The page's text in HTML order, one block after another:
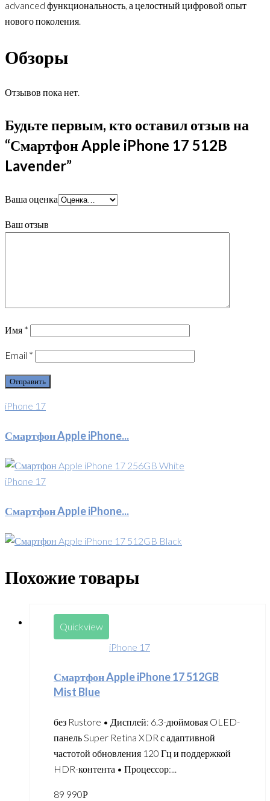
advanced функциональность, а целостный цифровой опыт
нового поколения.
Обзоры
Отзывов пока нет.
Будьте первым, кто оставил отзыв на
“Смартфон Apple iPhone 17 512B
Lavender”
Ваша оценка
Ваш отзыв
Имя *
Email *
iPhone 17
Смартфон Apple iPhone...
iPhone 17
Смартфон Apple iPhone...
Похожие товары
Quickview
iPhone 17
Смартфон Apple iPhone 17 512GB
Mist Blue
без Rustore • Дисплей: 6.3-дюймовая OLED-
панель Super Retina XDR с адаптивной
частотой обновления 120 Гц и поддержкой
HDR-контента • Процессор:...
89 990Р